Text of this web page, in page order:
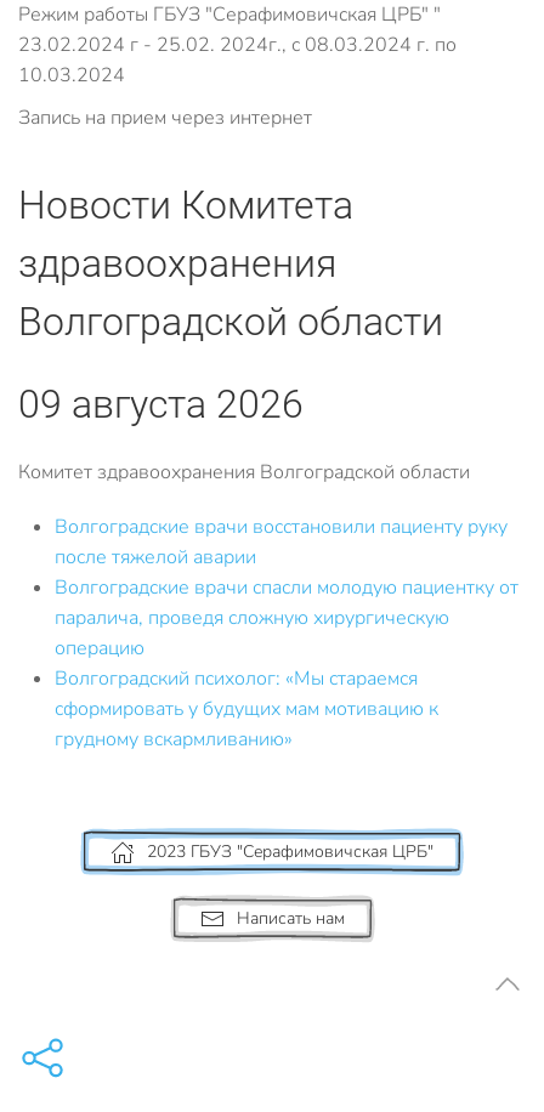
Режим работы ГБУЗ "Серафимовичская ЦРБ" "
23.02.2024 г - 25.02. 2024г., с 08.03.2024 г. по
10.03.2024
Запись на прием через интернет
Новости Комитета
здравоохранения
Волгоградской области
09 августа 2026
Комитет здравоохранения Волгоградской области
Волгоградские врачи восстановили пациенту руку
после тяжелой аварии
Волгоградские врачи спасли молодую пациентку от
паралича, проведя сложную хирургическую
операцию
Волгоградский психолог: «Мы стараемся
сформировать у будущих мам мотивацию к
грудному вскармливанию»
2023 ГБУЗ "Серафимовичская ЦРБ"
Написать нам